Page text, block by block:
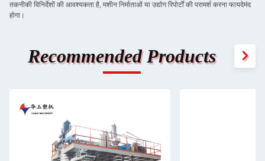
तकनीकी विनिर्देशों की आवश्यकता है, मशीन निर्माताओं या उद्योग रिपोर्टों की परामर्श करना फायदेमंद
होगा।
Recommended Products